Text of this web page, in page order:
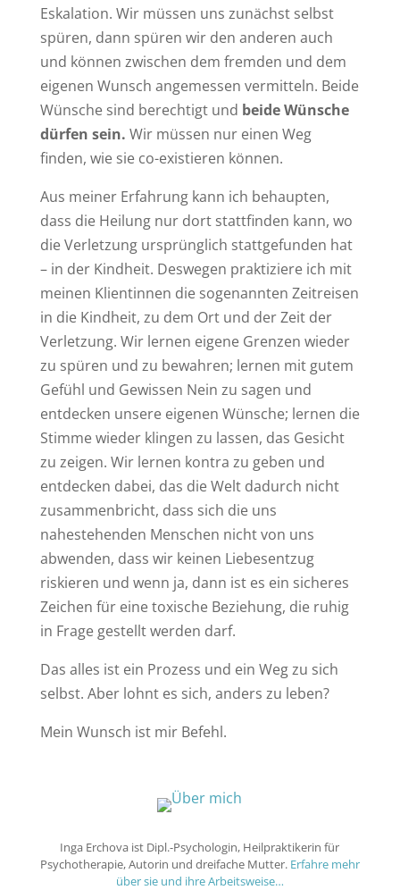
Eskalation. Wir müssen uns zunächst selbst
spüren, dann spüren wir den anderen auch
und können zwischen dem fremden und dem
eigenen Wunsch angemessen vermitteln. Beide
Wünsche sind berechtigt und beide Wünsche
dürfen sein. Wir müssen nur einen Weg
finden, wie sie co-existieren können.
Aus meiner Erfahrung kann ich behaupten,
dass die Heilung nur dort stattfinden kann, wo
die Verletzung ursprünglich stattgefunden hat
– in der Kindheit. Deswegen praktiziere ich mit
meinen Klientinnen die sogenannten Zeitreisen
in die Kindheit, zu dem Ort und der Zeit der
Verletzung. Wir lernen eigene Grenzen wieder
zu spüren und zu bewahren; lernen mit gutem
Gefühl und Gewissen Nein zu sagen und
entdecken unsere eigenen Wünsche; lernen die
Stimme wieder klingen zu lassen, das Gesicht
zu zeigen. Wir lernen kontra zu geben und
entdecken dabei, das die Welt dadurch nicht
zusammenbricht, dass sich die uns
nahestehenden Menschen nicht von uns
abwenden, dass wir keinen Liebesentzug
riskieren und wenn ja, dann ist es ein sicheres
Zeichen für eine toxische Beziehung, die ruhig
in Frage gestellt werden darf.
Das alles ist ein Prozess und ein Weg zu sich
selbst. Aber lohnt es sich, anders zu leben?
Mein Wunsch ist mir Befehl.
Inga Erchova ist Dipl.-Psychologin, Heilpraktikerin für
Psychotherapie, Autorin und dreifache Mutter. Erfahre mehr
über sie und ihre Arbeitsweise…